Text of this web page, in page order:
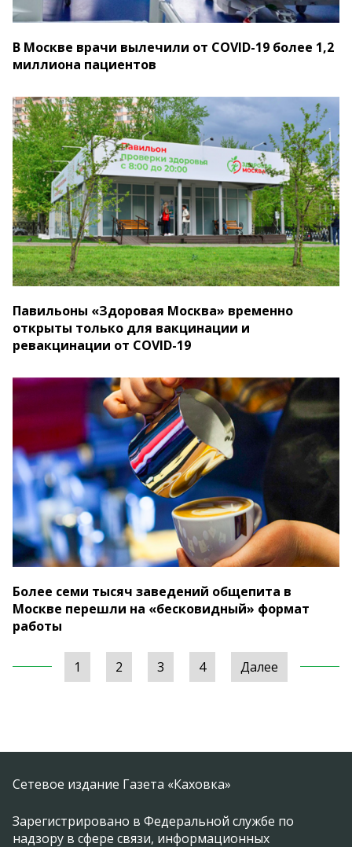
В Москве врачи вылечили от COVID-19 более 1,2
миллиона пациентов
Павильоны «Здоровая Москва» временно
открыты только для вакцинации и
ревакцинации от COVID-19
Более семи тысяч заведений общепита в
Москве перешли на «бесковидный» формат
работы
1 2 3 4 Далее
Сетевое издание Газета «Каховка»
Зарегистрировано в Федеральной службе по
надзору в сфере связи, информационных